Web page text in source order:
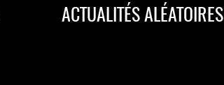
ACTUALITÉS ALÉATOIRES